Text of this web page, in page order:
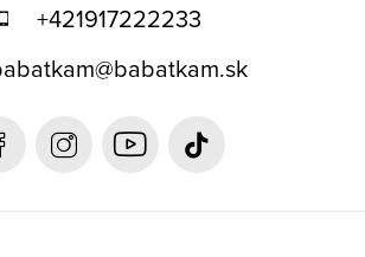
+421917222233
@babatkam.sk